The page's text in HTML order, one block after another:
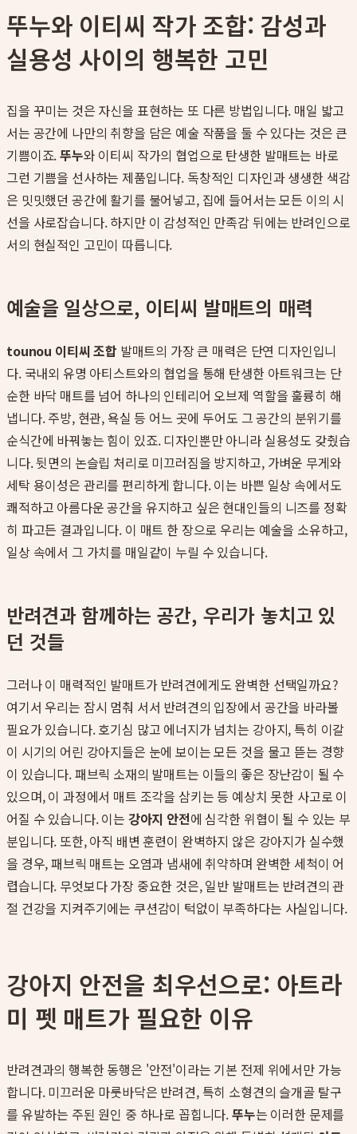
뚜누와 이티씨 작가 조합: 감성과
실용성 사이의 행복한 고민
집을 꾸미는 것은 자신을 표현하는 또 다른 방법입니다. 매일 밟고
서는 공간에 나만의 취향을 담은 예술 작품을 둘 수 있다는 것은 큰
기쁨이죠.뚜누와 이티씨 작가의 협업으로 탄생한 발매트는 바로
그런 기쁨을 선사하는 제품입니다. 독창적인 디자인과 생생한 색감
은 밋밋했던 공간에 활기를 불어넣고, 집에 들어서는 모든 이의 시
선을 사로잡습니다. 하지만 이 감성적인 만족감 뒤에는 반려인으로
서의 현실적인 고민이 따릅니다.
예술을 일상으로, 이티씨 발매트의 매력
tounou 이티씨 조합 발매트의 가장 큰 매력은 단연 디자인입니
다. 국내외 유명 아티스트와의 협업을 통해 탄생한 아트워크는 단
순한 바닥 매트를 넘어 하나의 인테리어 오브제 역할을 훌륭히 해
냅니다. 주방, 현관, 욕실 등 어느 곳에 두어도 그 공간의 분위기를
순식간에 바꿔놓는 힘이 있죠. 디자인뿐만 아니라 실용성도 갖췄습
니다. 뒷면의 논슬립 처리로 미끄러짐을 방지하고, 가벼운 무게와
세탁 용이성은 관리를 편리하게 합니다. 이는 바쁜 일상 속에서도
쾌적하고 아름다운 공간을 유지하고 싶은 현대인들의 니즈를 정확
히 파고든 결과입니다. 이 매트 한 장으로 우리는 예술을 소유하고,
일상 속에서 그 가치를 매일같이 누릴 수 있습니다.
반려견과 함께하는 공간, 우리가 놓치고 있
던 것들
그러나 이 매력적인 발매트가 반려견에게도 완벽한 선택일까요?
여기서 우리는 잠시 멈춰 서서 반려견의 입장에서 공간을 바라볼
필요가 있습니다. 호기심 많고 에너지가 넘치는 강아지, 특히 이갈
이 시기의 어린 강아지들은 눈에 보이는 모든 것을 물고 뜯는 경향
이 있습니다. 패브릭 소재의 발매트는 이들의 좋은 장난감이 될 수
있으며, 이 과정에서 매트 조각을 삼키는 등 예상치 못한 사고로 이
어질 수 있습니다. 이는 강아지 안전에 심각한 위협이 될 수 있는 부
분입니다. 또한, 아직 배변 훈련이 완벽하지 않은 강아지가 실수했
을 경우, 패브릭 매트는 오염과 냄새에 취약하며 완벽한 세척이 어
렵습니다. 무엇보다 가장 중요한 것은, 일반 발매트는 반려견의 관
절 건강을 지켜주기에는 쿠션감이 턱없이 부족하다는 사실입니다.
강아지 안전을 최우선으로: 아트라
미 펫 매트가 필요한 이유
반려견과의 행복한 동행은 '안전'이라는 기본 전제 위에서만 가능
합니다. 미끄러운 마룻바닥은 반려견, 특히 소형견의 슬개골 탈구
를 유발하는 주된 원인 중 하나로 꼽힙니다.뚜누는 이러한 문제를